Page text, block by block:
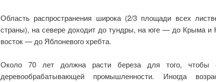
Область распространения широка (2/3 площади всех
страны), на севере доходит до тундры, на юге — до Крыма и
восток — до Яблоневого хребта.
Около 70 лет должна расти береза для того, чтобы
деревообрабатывающей промышленности. Иногда